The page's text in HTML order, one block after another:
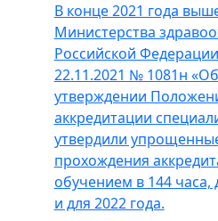
В конце 2021 года
Министерства
Российской
22.11.2021 № 1081н «Об
утверждении
аккредитации
утвердили
прохождения
обучением в 144
и для 2022 года.